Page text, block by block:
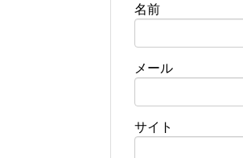
名前
メール
サイト